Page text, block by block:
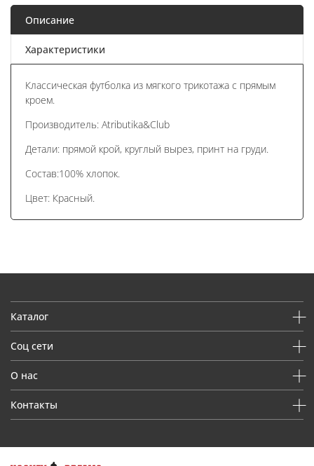
Описание
Характеристики
Классическая футболка из мягкого трикотажа с прямым
кроем.
Производитель: Atributika&Club
Детали: прямой крой, круглый вырез, принт на груди.
Состав:100% хлопок.
Цвет: Красный.
Каталог
Соц сети
О нас
Контакты